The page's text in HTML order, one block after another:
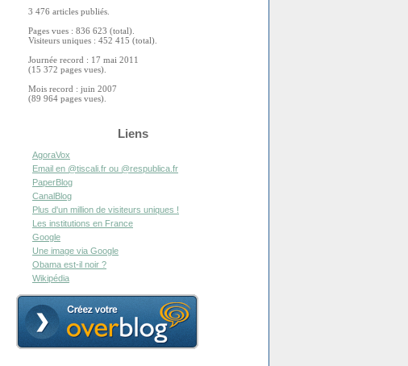
3 476 articles publiés.
Pages vues : 836 623 (total).
Visiteurs uniques : 452 415 (total).
Journée record : 17 mai 2011
(15 372 pages vues).
Mois record : juin 2007
(89 964 pages vues).
Liens
AgoraVox
Email en @tiscali.fr ou @respublica.fr
PaperBlog
CanalBlog
Plus d'un million de visiteurs uniques !
Les institutions en France
Google
Une image via Google
Obama est-il noir ?
Wikipédia